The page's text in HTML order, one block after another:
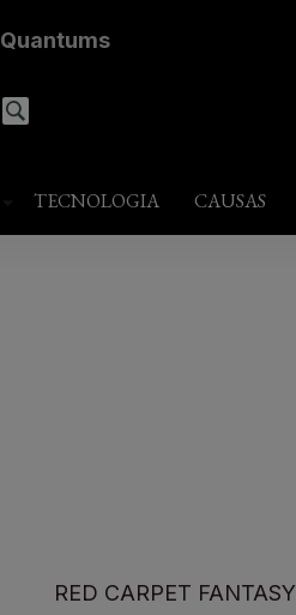
TECNOLOGIA CAUSAS
RED CARPET FANTASY